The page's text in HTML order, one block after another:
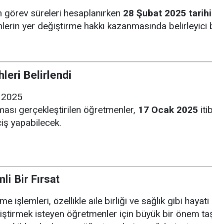
süreleri hesaplanırken 28 Şubat 2025 tarihi
yer değiştirme hakkı kazanmasında belirleyici
Belirlendi
gerçekleştirilen öğretmenler, 17 Ocak 2025
yapabilecek.
Bir Fırsat
işlemleri, özellikle aile birliği ve sağlık gibi hayati
isteyen öğretmenler için büyük bir önem